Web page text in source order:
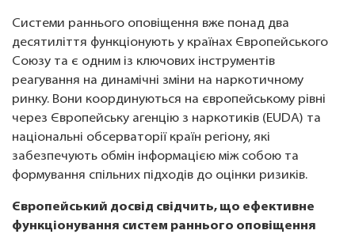
Системи раннього оповіщення вже понад два
десятиліття функціонують у країнах Європейського
Союзу та є одним із ключових інструментів
реагування на динамічні зміни на наркотичному
ринку. Вони координуються на європейському рівні
через Європейську агенцію з наркотиків (EUDA) та
національні обсерваторії країн регіону, які
забезпечують обмін інформацією між собою та
формування спільних підходів до оцінки ризиків.
Європейський досвід свідчить, що ефективне
функціонування систем раннього оповіщення